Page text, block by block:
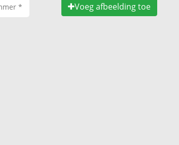
Voeg afbeelding toe